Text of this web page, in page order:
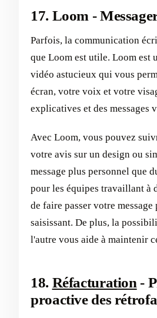
17. Loom -
Parfois, la communication
que Loom est utile. Loom est
vidéo astucieux qui vous
écran, votre voix et votre
explicatives et des messages
Avec Loom, vous pouvez
votre avis sur un design ou
message plus personnel que
pour les équipes travaillant à
de faire passer votre
saisissant. De plus, la
l'autre vous aide à maintenir
18. Réfacturation -
proactive des